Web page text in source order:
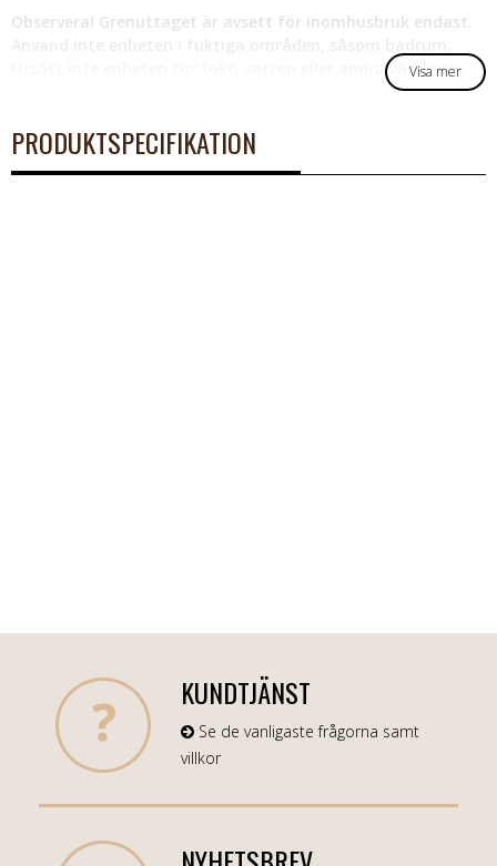
Observera! Grenuttaget är avsett för inomhusbruk endast.
Utsätt inte enheten för fukt, vatten eller andra vätskor.
Visa mer
PRODUKTSPECIFIKATION
KUNDTJÄNST
Se de vanligaste frågorna samt
villkor